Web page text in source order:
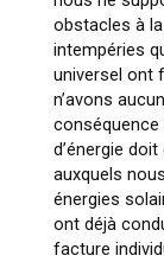
obstacles à
intempéries
universel ont
n’avons
d’énergie
auxquels
énergies
ont déjà
facture